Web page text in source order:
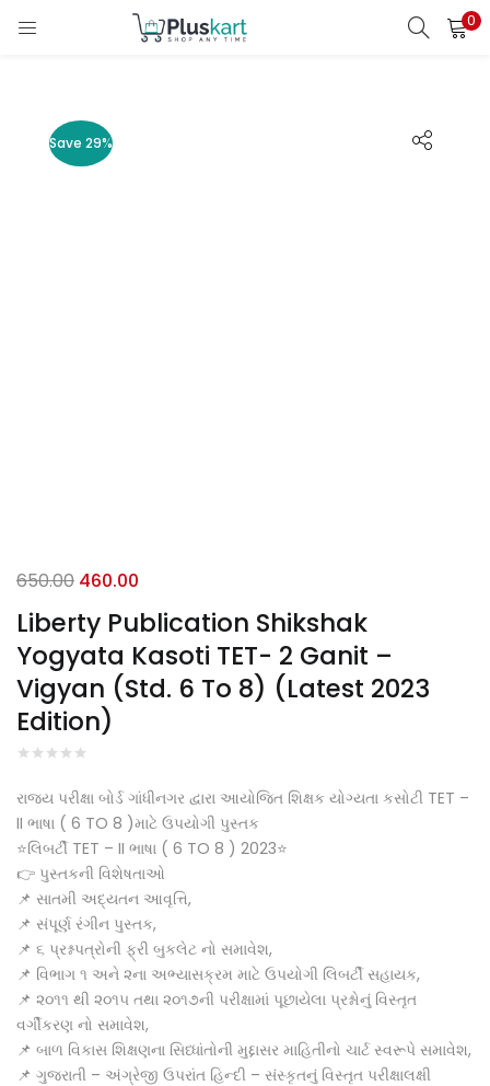
0
LOGIN REGISTER
Save 29%
Liberty Publication Shikshak
Yogyata Kasoti TET- 2 Ganit –
Vigyan (Std. 6 To 8) (Latest 2023
Edition)
650.00 Original
price
was:
₹650.00.
460.00
price
is:
₹460.00.
રાજ્ય પરીક્ષા બોર્ડ ગાંધીનગર દ્વારા આયોજિત શિક્ષક યોગ્યતા કસોટી TET –
II ભાષા ( 6 TO 8 )માટે ઉપયોગી પુસ્તક
⭐લિબર્ટી TET – II ભાષા ( 6 TO 8 ) 2023⭐
👉 પુસ્તકની વિશેષતાઓ
📌 સાતમી અદ્યતન આવૃત્તિ,
📌 સંપૂર્ણ રંગીન પુસ્તક,
📌 ૬ પ્રશ્નપત્રોની ફ્રી બુકલેટ નો સમાવેશ,
📌 વિભાગ ૧ અને ૨ના અભ્યાસક્રમ માટે ઉપયોગી લિબર્ટી સહાયક,
📌 ૨૦૧૧ થી ૨૦૧૫ તથા ૨૦૧૭ની પરીક્ષામાં પૂછાયેલા પ્રશ્નોનું વિસ્તૃત
વર્ગીકરણ નો સમાવેશ,
📌 બાળ વિકાસ શિક્ષણના સિધ્ધાંતોની મુદ્દાસર માહિતીનો ચાર્ટ સ્વરૂપે સમાવેશ,
📌 ગુજરાતી – અંગ્રેજી ઉપરાંત હિન્દી – સંસ્કૃતનું વિસ્તૃત પરીક્ષાલક્ષી